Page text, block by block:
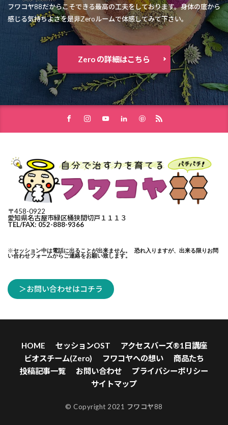
フワコヤ88だからこそできる最高の工夫をしております。身体の底から
感じる気持ちよさを是非Zeroルームで体感してみて下さい。
Zero の詳細はこちら
〒458-0922
愛知県名古屋市緑区桶狭間切戸１１１３
TEL/FAX: 052-888-9366
※セッション中は電話に出ることが出来ません。 恐れ入りますが、出来る限りお問
い合わせフォームからご連絡をお願い致します。
＞お問い合わせはコチラ
HOME セッションOST
アクセスバーズ®1日講座
ビオスチーム(Zero)
フワコヤへの想い
商品たち
投稿記事一覧
お問い合わせ
プライバシーポリシー
サイトマップ
© Copyright 2021 フワコヤ88